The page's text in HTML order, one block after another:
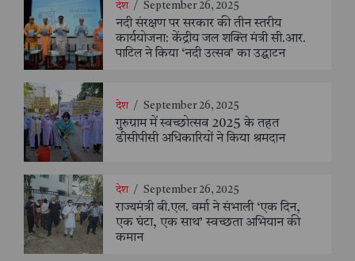
देश / September 26, 2025
नदी संरक्षण पर सरकार की तीन स्तरीय
कार्ययोजना: केंद्रीय जल शक्ति मंत्री सी.आर.
पाटिल ने किया ‘नदी उत्सव’ का उद्घाटन
देश / September 26, 2025
गुरुग्राम में स्वच्छोत्सव 2025 के तहत
डीसीपीसी अधिकारियों ने किया श्रमदान
देश / September 26, 2025
राज्यमंत्री बी.एल. वर्मा ने संभाली ‘एक दिन,
एक घंटा, एक साथ’ स्वच्छता अभियान की
कमान